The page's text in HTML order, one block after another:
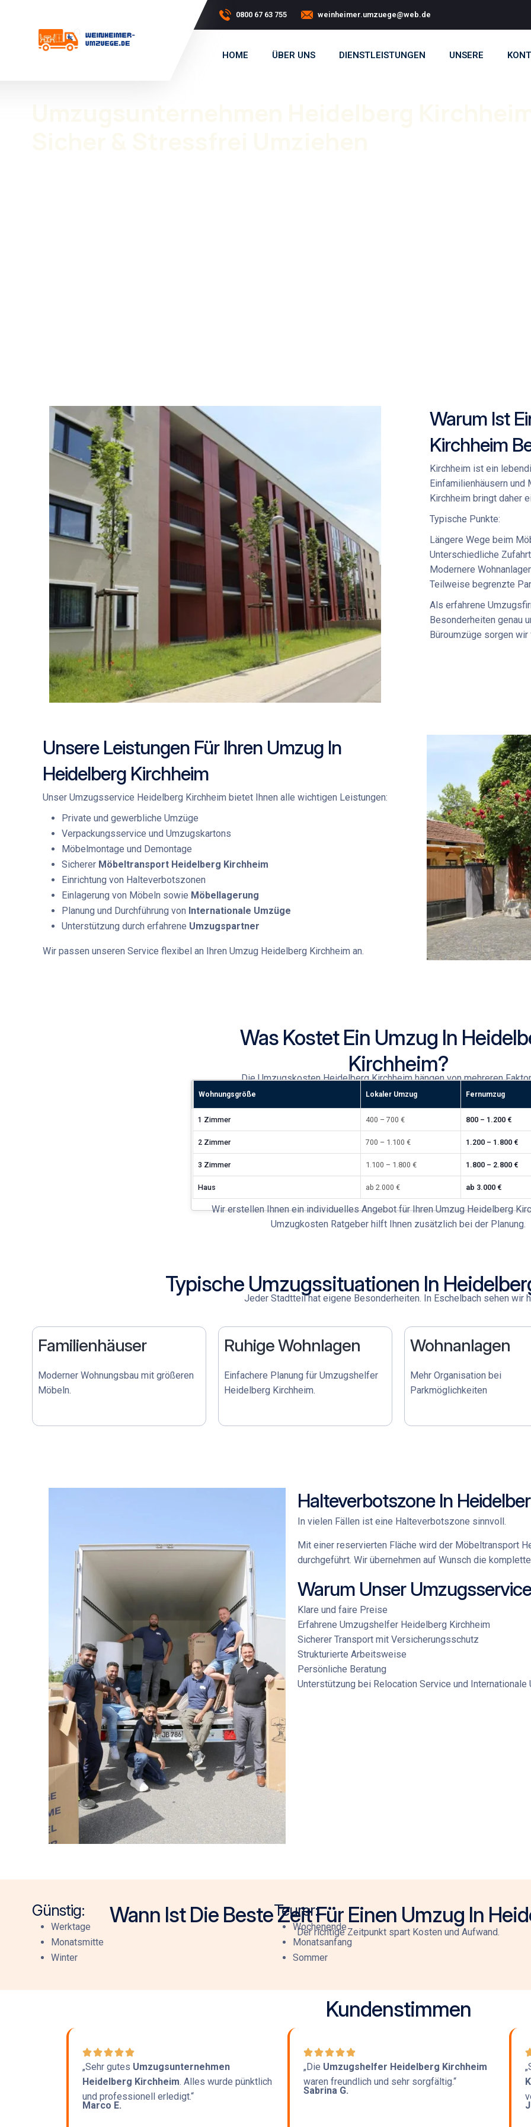
0800 67 63 755 weinheimer.umzuege@web.de
HOME ÜBER UNS DIENSTLEISTUNGEN UNSERE
Warum Ist
Kirchheim
Kirchheim ist ein
Einfamilienhäusern
Kirchheim bringt daher
Typische Punkte:
Längere Wege beim
Unterschiedliche
Modernere
Teilweise begrenzte
Als erfahrene
Besonderheiten genau
Büroumzüge sorgen wir
Unsere Leistungen Für Ihren Umzug In
Heidelberg Kirchheim
Unser Umzugsservice Heidelberg Kirchheim bietet Ihnen alle wichtigen Leistungen:
Private und gewerbliche Umzüge
Verpackungsservice und Umzugskartons
Möbelmontage und Demontage
Sicherer Möbeltransport Heidelberg Kirchheim
Einrichtung von Halteverbotszonen
Einlagerung von Möbeln sowie Möbellagerung
Planung und Durchführung von Internationale Umzüge
Unterstützung durch erfahrene Umzugspartner
Wir passen unseren Service flexibel an Ihren Umzug Heidelberg Kirchheim an.
Was Kostet Ein Umzug In
Kirchheim?
DieUmzugskosten Heidelberg Kirchheimhängen von mehreren
Wohnungsgröße Lokaler Umzug Fernumzug
1 Zimmer 400 – 700 € 800 – 1.200 €
2 Zimmer 700 – 1.100 € 1.200 – 1.800 €
3 Zimmer 1.100 – 1.800 € 1.800 – 2.800 €
Haus ab 2.000 € ab 3.000 €
Wir erstellen Ihnen ein individuelles Angebot für IhrenUmzug Heidelberg
Umzugkosten Ratgeber hilft Ihnen zusätzlich bei der Planung.
Typische Umzugssituationen In
Jeder Stadtteil hat eigene Besonderheiten. In Eschelbach sehen wir
Familienhäuser
Moderner Wohnungsbau mit größeren
Möbeln.
Ruhige Wohnlagen
Einfachere Planung für Umzugshelfer
Heidelberg Kirchheim.
Wohnanlagen
Mehr Organisation bei
Parkmöglichkeiten
Halteverbotszone In
In vielen Fällen ist eine Halteverbotszone sinnvoll.
Mit einer reservierten Fläche wird der Möbeltransport
durchgeführt. Wir übernehmen auf Wunsch die
Warum Unser
Klare und faire Preise
Erfahrene Umzugshelfer Heidelberg Kirchheim
Sicherer Transport mit Versicherungsschutz
Strukturierte Arbeitsweise
Persönliche Beratung
Unterstützung bei Relocation Service und Internationale
Wann Ist Die Beste Zeit Für Einen Umzug In
Der richtige Zeitpunkt spart Kosten und Aufwand.
Günstig:
Werktage
Monatsmitte
Winter
Teurer:
Wochenende
Monatsanfang
Sommer
Kundenstimmen
„Sehr gutes Umzugsunternehmen
Heidelberg Kirchheim. Alles wurde pünktlich
und professionell erledigt.“
Marco E.
„Die Umzugshelfer Heidelberg Kirchheim
waren freundlich und sehr sorgfältig.“
Sabrina G.